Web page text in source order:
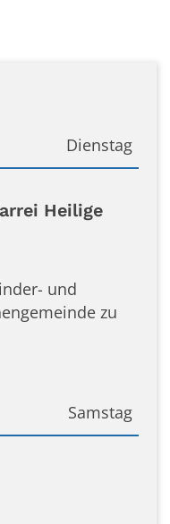
Dienstag
Heilige
und
zu
Samstag